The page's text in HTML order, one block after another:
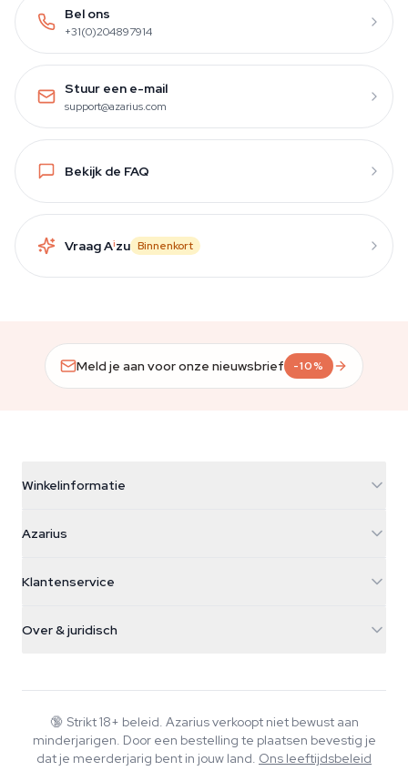
Bel ons
+31(0)204897914
Stuur een e-mail
support@azarius.com
Bekijk de FAQ
Vraag Aizu Binnenkort
Meld je aan voor onze nieuwsbrief -10%
Winkelinformatie
Galvaniweg 11
Nederland
+31(0)204897914
Azarius
Smokeshop
Klantenservice
Retourbeleid
Veelgestelde vragen
Privacybeleid
Over & juridisch
Wiki
Schrijvers
🔞 Strikt 18+ beleid. Azarius verkoopt niet bewust aan
minderjarigen. Door een bestelling te plaatsen bevestig je
dat je meerderjarig bent in jouw land. Ons leeftijdsbeleid